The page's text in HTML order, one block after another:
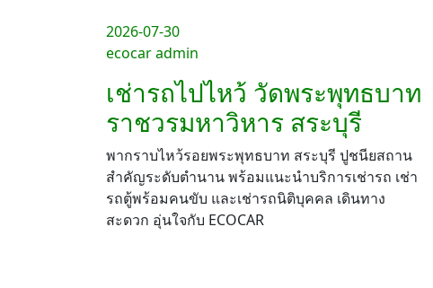
2026-07-30
ecocar admin
เช่ารถไปไหว้ วัดพระพุทธบาท
ราชวรมหาวิหาร สระบุรี
พากราบไหว้รอยพระพุทธบาท สระบุรี ปูชนียสถาน
สำคัญระดับตำนาน พร้อมแนะนำบริการเช่ารถ เช่า
รถตู้พร้อมคนขับ และเช่ารถนิติบุคคล เดินทาง
สะดวก อุ่นใจกับ ECOCAR